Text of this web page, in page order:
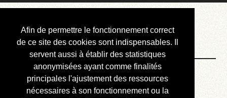
Afin de permettre le fonctionnement correct
de ce site des cookies sont indispensables. Il
servent aussi à établir des statistiques
anonymisées ayant comme finalités
principales l'ajustement des ressources
nécessaires à son fonctionnement ou la
Courbis, « LE »
Blog Officiel
Bienvenue
Réalisations